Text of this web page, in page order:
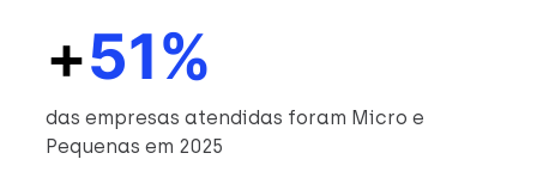
+51%
das empresas atendidas foram Micro e
Pequenas em 2025